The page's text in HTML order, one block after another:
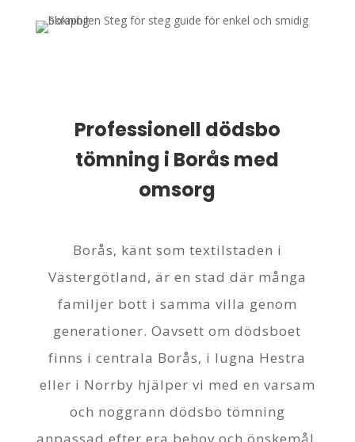
Professionell dödsbo
tömning i Borås med
omsorg
Borås, känt som textilstaden i
Västergötland, är en stad där många
familjer bott i samma villa genom
generationer. Oavsett om dödsboet
finns i centrala Borås, i lugna Hestra
eller i Norrby hjälper vi med en varsam
och noggrann dödsbo tömning
anpassad efter era behov och önskemål.